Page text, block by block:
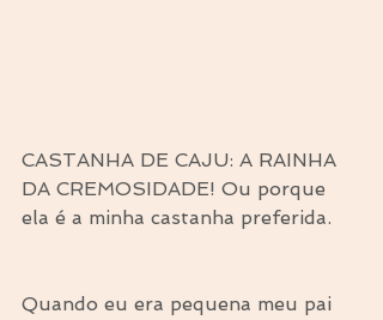
CASTANHA DE CAJU: A RAINHA
DA CREMOSIDADE! Ou porque
ela é a minha castanha preferida.
Quando eu era pequena meu pai